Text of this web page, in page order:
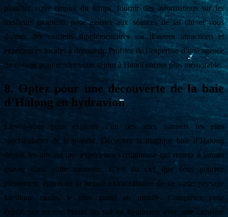
planifier votre emploi du temps, fournir des informations sur les
meilleurs moments pour assister aux séances de taï chi et vous
donner des conseils supplémentaires sur d’autres attractions et
expériences locales à découvrir. Profitez de l’expertise d’une agence
de voyage pour rendre votre séjour à Hanoï encore plus mémorable.
8. Optez pour une découverte de la baie
d’Halong en hydravion
Élevez-vous pour explorer l’un des sites naturels les plus
spectaculaires de la planète. Découvrir la magique baie d’Halong
depuis les airs est une expérience vertigineuse qui restera à jamais
gravée dans votre mémoire. C’est du ciel que vous pourrez
pleinement apprécier la beauté extraordinaire de ce vaste paysage
karstique marin, le plus grand au monde. Complétez cette
expérience en combinant un vol en hydravion avec une croisière